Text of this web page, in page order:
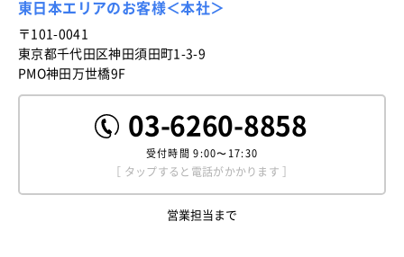
東日本エリアのお客様＜本社＞
〒101-0041
東京都千代田区神田須田町1-3-9
PMO神田万世橋9F
03-6260-8858
受付時間9:00〜17:30
［ タップすると電話がかかります ］
営業担当まで